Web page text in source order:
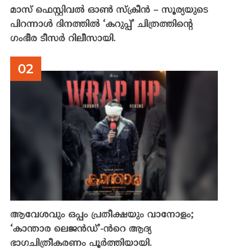
മാസ് ഫെസ്റ്റിവൽ ഓൺ സ്‌ക്രീൻ – സൂര്യയുടെ
പിറന്നാൾ ദിനത്തിൽ ‘കറുപ്പ്’ ചിത്രത്തിന്റെ
ഗംഭീര ടീസർ റിലീസായി.
ആവേശവും ഒപ്പം പ്രതീക്ഷയും വാനോളം;
‘കാന്താര ലെജൻഡ്’-ൻറെ ആദ്യ
ഭാഗചിത്രീകരണം പൂർത്തിയായി.